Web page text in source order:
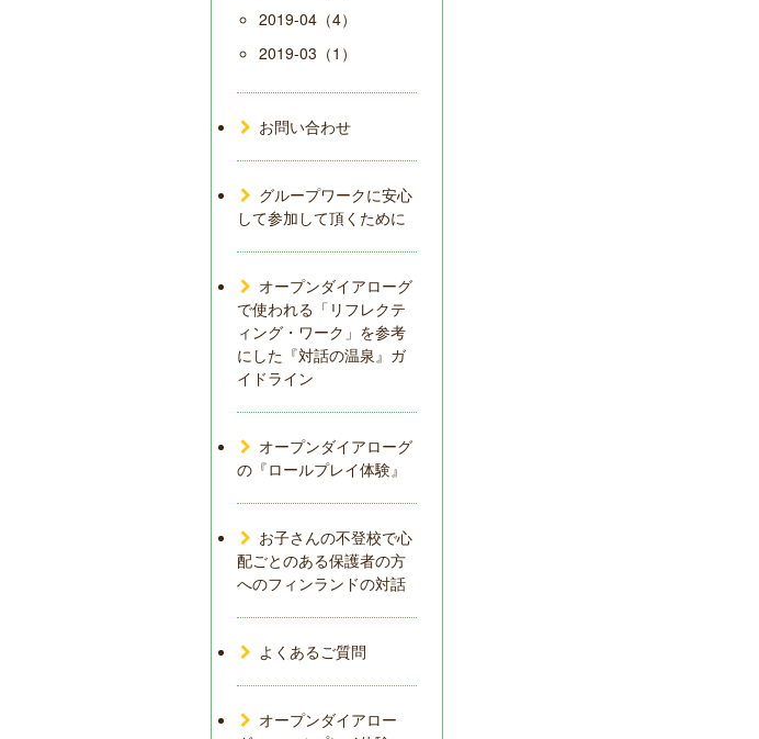
2019-04（4）
2019-03（1）
お問い合わせ
グループワークに安心
して参加して頂くために
オープンダイアローグ
で使われる「リフレクテ
ィング・ワーク」を参考
にした『対話の温泉』ガ
イドライン
オープンダイアローグ
の『ロールプレイ体験』
お子さんの不登校で心
配ごとのある保護者の方
へのフィンランドの対話
よくあるご質問
オープンダイアロー